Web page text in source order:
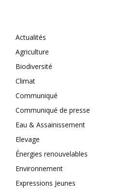
Actualités
Agriculture
Biodiversité
Climat
Communiqué
Communiqué de presse
Eau & Assainissement
Elevage
Énergies renouvelables
Environnement
Expressions Jeunes